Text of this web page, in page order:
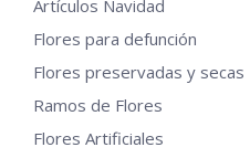
Artículos Navidad
Flores para defunción
Flores preservadas y secas
Ramos de Flores
Flores Artificiales